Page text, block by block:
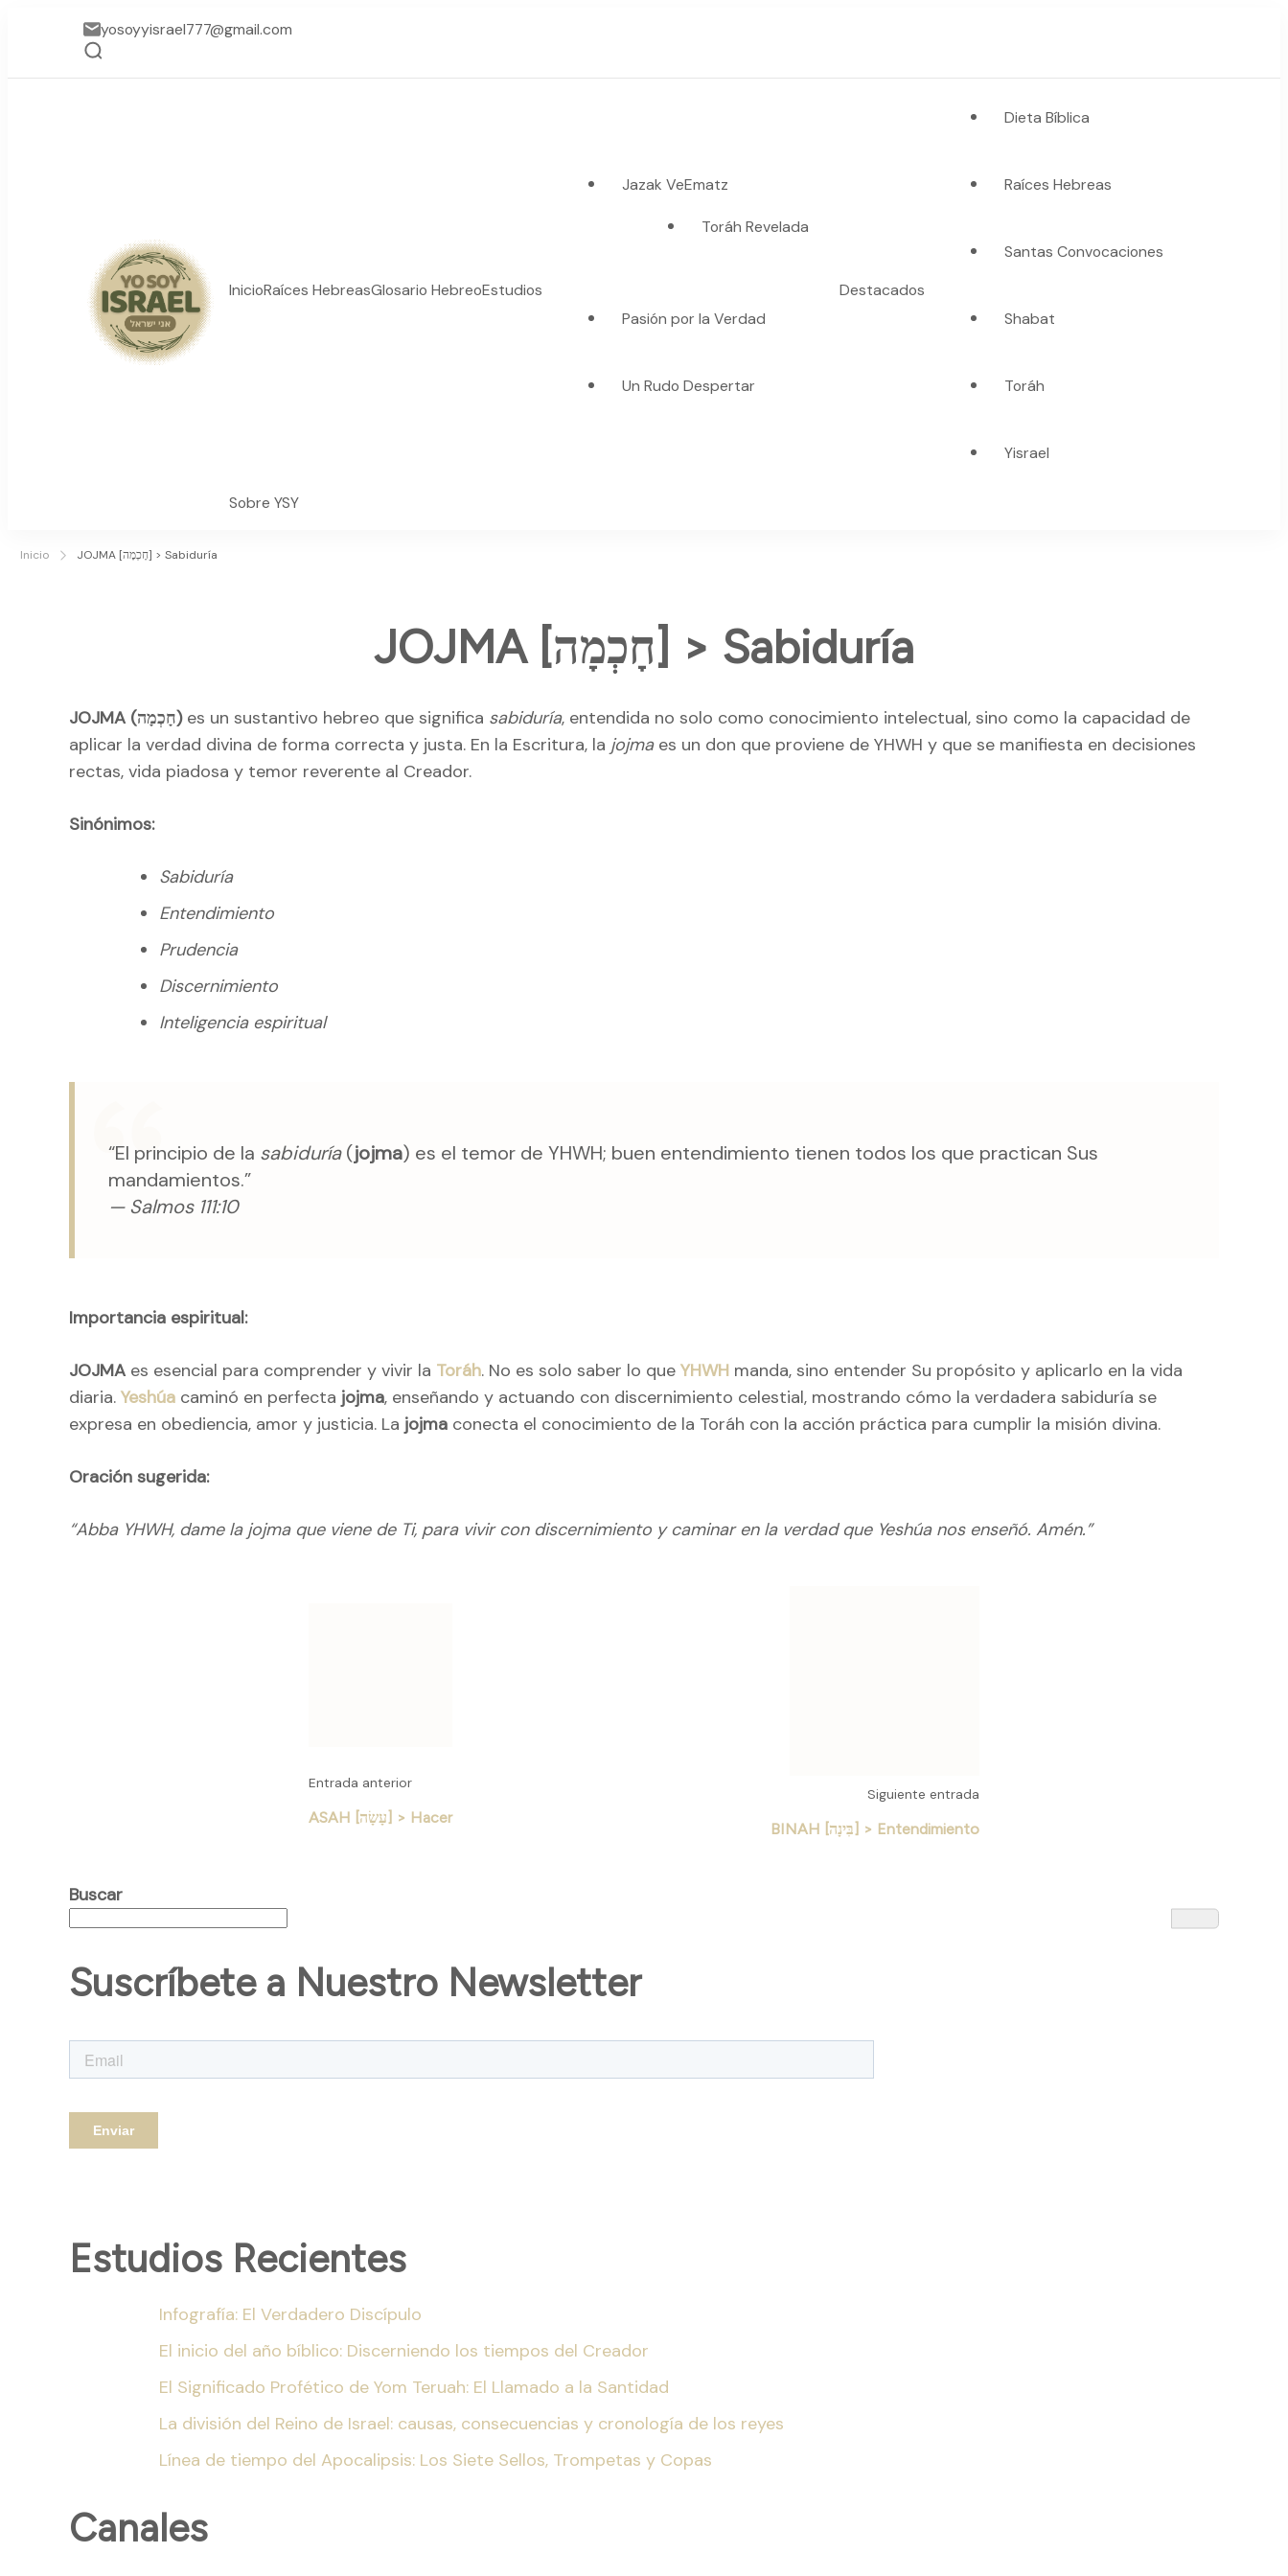
yosoyyisrael777@gmail.com
InicioRaíces HebreasGlosario HebreoEstudios
Jazak VeEmatz
Toráh Revelada
Pasión por la Verdad
Un Rudo Despertar
Destacados
Dieta Bíblica
Raíces Hebreas
Santas Convocaciones
Shabat
Toráh
Yisrael
Sobre YSY
Inicio JOJMA [חָכְמָה] > Sabiduría
JOJMA [חָכְמָה] > Sabiduría
JOJMA (חָכְמָה)es un sustantivo hebreo que significa sabiduría, entendida no solo como conocimiento intelectual, sino como la capacidad de
aplicar la verdad divina de forma correcta y justa. En la Escritura, la jojmaes un don que proviene de YHWH y que se manifiesta en decisiones
rectas, vida piadosa y temor reverente al Creador.
Sinónimos:
Sabiduría
Entendimiento
Prudencia
Discernimiento
Inteligencia espiritual
“El principio de la sabiduría(jojma) es el temor de YHWH; buen entendimiento tienen todos los que practican Sus
mandamientos.”
— Salmos 111:10
Importancia espiritual:
JOJMA es esencial para comprender y vivir la Toráh. No es solo saber lo que YHWH manda, sino entender Su propósito y aplicarlo en la vida
diaria. Yeshúa caminó en perfecta jojma, enseñando y actuando con discernimiento celestial, mostrando cómo la verdadera sabiduría se
expresa en obediencia, amor y justicia. La jojma conecta el conocimiento de la Toráh con la acción práctica para cumplir la misión divina.
Oración sugerida:
“Abba YHWH, dame la jojma que viene de Ti, para vivir con discernimiento y caminar en la verdad que Yeshúa nos enseñó. Amén.”
Entrada anterior
ASAH [עָשָׂה] > Hacer
Siguiente entrada
BINAH [בִּינָה] > Entendimiento
Buscar
Suscríbete a Nuestro Newsletter
Estudios Recientes
Infografía: El Verdadero Discípulo
El inicio del año bíblico: Discerniendo los tiempos del Creador
El Significado Profético de Yom Teruah: El Llamado a la Santidad
La división del Reino de Israel: causas, consecuencias y cronología de los reyes
Línea de tiempo del Apocalipsis: Los Siete Sellos, Trompetas y Copas
Canales